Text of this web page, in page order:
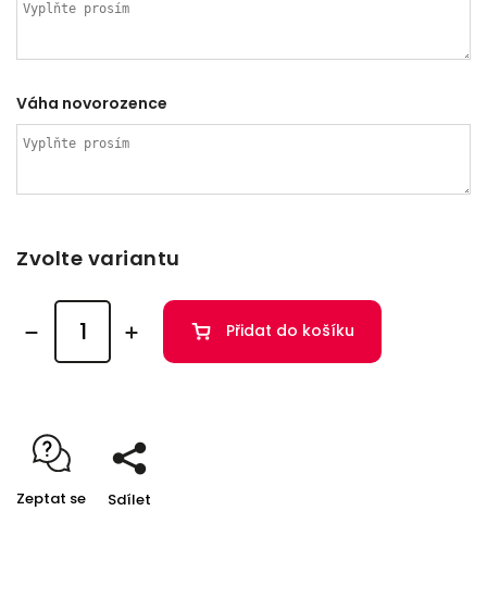
Váha novorozence
Zvolte variantu
Přidat do košíku
Zeptat se Sdílet